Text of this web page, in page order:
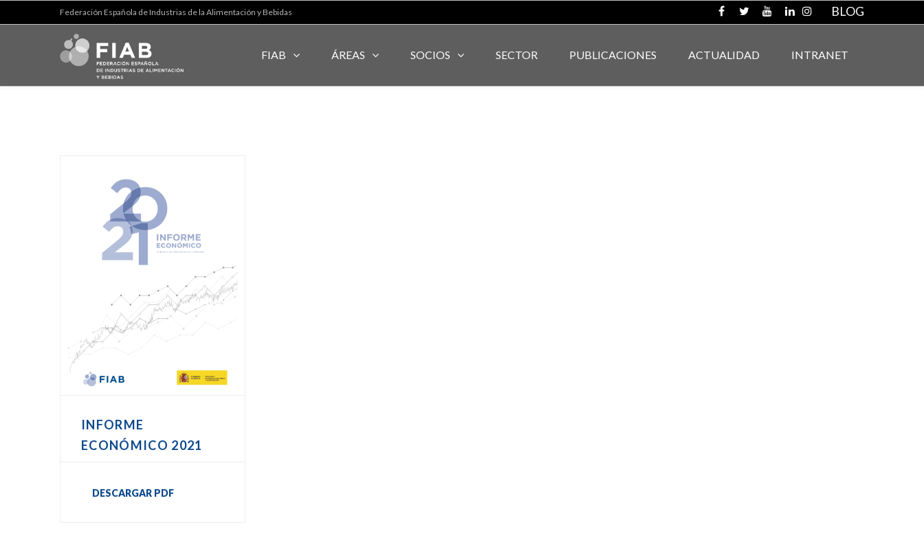
Federación Española de Industrias de la Alimentación y Bebidas BLOG
FIAB ÁREAS SOCIOS SECTOR PUBLICACIONES ACTUALIDAD INTRANET
INFORME
ECONÓMICO 2021
DESCARGAR PDF